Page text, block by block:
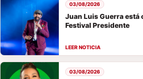
Juan Luis Guerra está
Festival Presidente
03/08/2026
03/08/2026